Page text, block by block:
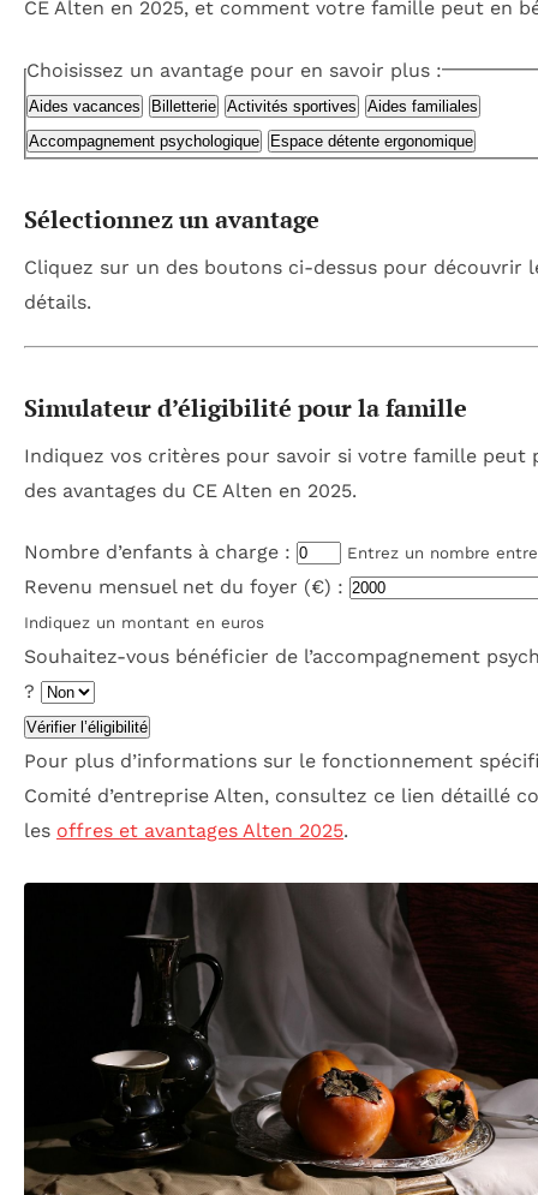
CE Alten en 2025, et comment votre famille peut en
Choisissez un avantage pour en savoir plus :
Aides vacances Billetterie Activités sportives
Aides familiales
Accompagnement psychologique
Espace détente ergonomique
Sélectionnez un avantage
Cliquez sur un des boutons ci-dessus pour découvrir
détails.
Simulateur d’éligibilité pour la famille
Indiquez vos critères pour savoir si votre famille peut
des avantages du CE Alten en 2025.
Nombre d’enfants à charge : Entrez un nombre
Revenu mensuel net du foyer (€) :
Indiquez un montant en euros
Souhaitez-vous bénéficier de l’accompagnement
?
Vérifier l’éligibilité
Pour plus d’informations sur le fonctionnement
Comité d’entreprise Alten, consultez ce lien détaillé
les offres et avantages Alten 2025.